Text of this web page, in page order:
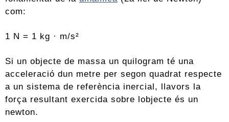
com:
1 N = 1 kg · m/s²
Si un objecte de massa un quilogram té una
acceleració dun metre per segon quadrat respecte
a un sistema de referència inercial, llavors la
força resultant exercida sobre lobjecte és un
newton.